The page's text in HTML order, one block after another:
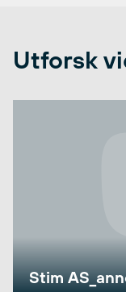
Utforsk
Stim